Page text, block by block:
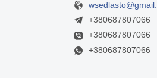
+380687807066
+380687807066
+380687807066